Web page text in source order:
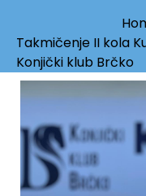
Takmičenje II kola
Konjički klub Brčko